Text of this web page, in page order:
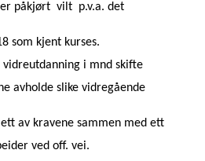
påkjørt vilt p.v.a. det
som kjent kurses.
vidreutdanning i mnd skifte
avholde slike vidregående
av kravene sammen med ett
ved off. vei.